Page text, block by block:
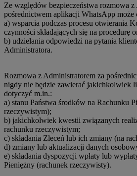
Ze względów bezpieczeństwa rozmowa z
pośrednictwem aplikacji WhatsApp może
a) wsparcia podczas procesu otwierania
czynności składających się na procedurę
b) udzielania odpowiedzi na pytania
Administratora.
Rozmowa z Administratorem za
nigdy nie będzie zawierać jakichkolwiek
dotyczyć m.in.:
a) stanu Państwa środków na Rachunku
rzeczywistym);
b) jakichkolwiek kwestii związanych
rachunku rzeczywistym;
c) składania Zleceń lub ich zmiany (na
d) zmiany lub aktualizacji danych
e) składania dyspozycji wpłaty lub
Pieniężny (rachunek rzeczywisty).